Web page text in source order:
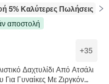
5% Καλύτερες Πωλήσεις
σε
αποστολή
+35
Δαχτυλίδι Από Ατσάλι
Για Γυναίκες Με Ζιργκόν